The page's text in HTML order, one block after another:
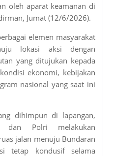
oleh aparat keamanan di
Jumat (12/6/2026).
elemen masyarakat
lokasi aksi dengan
yang ditujukan kepada
ekonomi, kebijakan
nasional yang saat ini
dihimpun di lapangan,
dan Polri melakukan
jalan menuju Bundaran
tetap kondusif selama